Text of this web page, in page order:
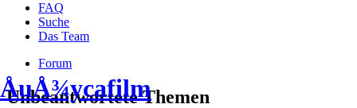
ÅuÅ¾ycafilm
FAQ
Suche
Das Team
Forum
Unbeantwortete Themen